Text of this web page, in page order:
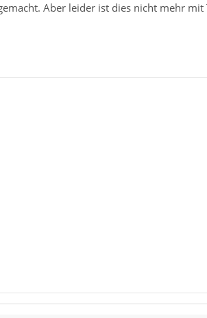
Aber leider ist dies nicht mehr mit